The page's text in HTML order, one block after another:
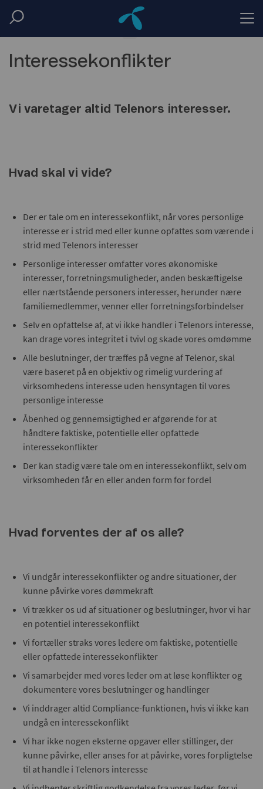
Interessekonflikter
Vi varetager altid Telenors interesser.
Hvad skal vi vide?
Der er tale om en interessekonflikt, når vores personlige
interesse er i strid med eller kunne opfattes som værende i
strid med Telenors interesser
Personlige interesser omfatter vores økonomiske
interesser, forretningsmuligheder, anden beskæftigelse
eller nærtstående personers interesser, herunder nære
familiemedlemmer, venner eller forretningsforbindelser
Selv en opfattelse af, at vi ikke handler i Telenors interesse,
kan drage vores integritet i tvivl og skade vores omdømme
Alle beslutninger, der træffes på vegne af Telenor, skal
være baseret på en objektiv og rimelig vurdering af
virksomhedens interesse uden hensyntagen til vores
personlige interesse
Åbenhed og gennemsigtighed er afgørende for at
håndtere faktiske, potentielle eller opfattede
interessekonflikter
Der kan stadig være tale om en interessekonflikt, selv om
virksomheden får en eller anden form for fordel
Hvad forventes der af os alle?
Vi undgår interessekonflikter og andre situationer, der
kunne påvirke vores dømmekraft
Vi trækker os ud af situationer og beslutninger, hvor vi har
en potentiel interessekonflikt
Vi fortæller straks vores ledere om faktiske, potentielle
eller opfattede interessekonflikter
Vi samarbejder med vores leder om at løse konflikter og
dokumentere vores beslutninger og handlinger
Vi inddrager altid Compliance-funktionen, hvis vi ikke kan
undgå en interessekonflikt
Vi har ikke nogen eksterne opgaver eller stillinger, der
kunne påvirke, eller anses for at påvirke, vores forpligtelse
til at handle i Telenors interesse